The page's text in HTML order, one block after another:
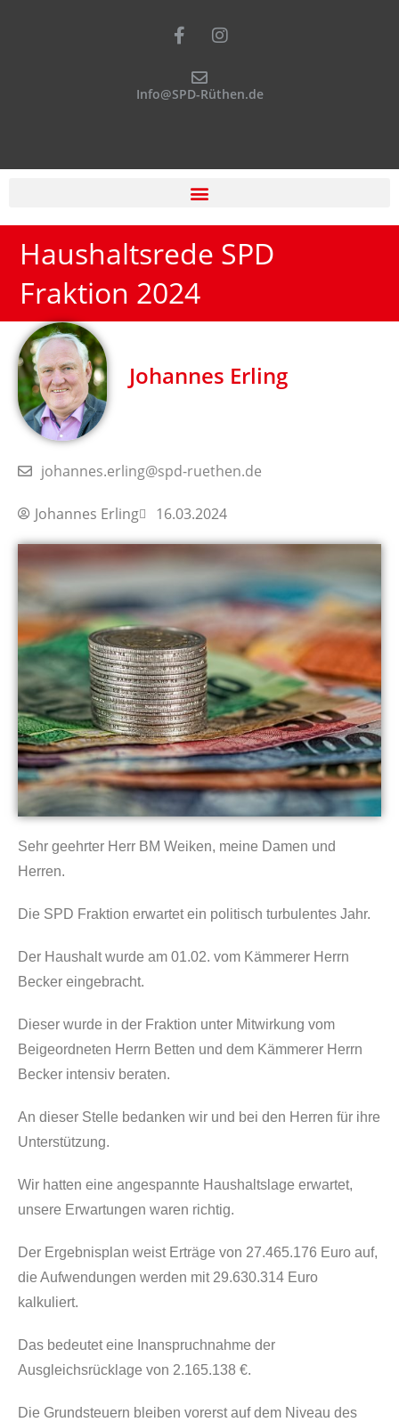
Info@SPD-Rüthen.de
Haushaltsrede SPD
Fraktion 2024
Johannes Erling
johannes.erling@spd-ruethen.de
Johannes Erling 16.03.2024
Sehr geehrter Herr BM Weiken, meine Damen und
Herren.
Die SPD Fraktion erwartet ein politisch turbulentes Jahr.
Der Haushalt wurde am 01.02. vom Kämmerer Herrn
Becker eingebracht.
Dieser wurde in der Fraktion unter Mitwirkung vom
Beigeordneten Herrn Betten und dem Kämmerer Herrn
Becker intensiv beraten.
An dieser Stelle bedanken wir und bei den Herren für ihre
Unterstützung.
Wir hatten eine angespannte Haushaltslage erwartet,
unsere Erwartungen waren richtig.
Der Ergebnisplan weist Erträge von 27.465.176 Euro auf,
die Aufwendungen werden mit 29.630.314 Euro
kalkuliert.
Das bedeutet eine Inanspruchnahme der
Ausgleichsrücklage von 2.165.138 €.
Die Grundsteuern bleiben vorerst auf dem Niveau des